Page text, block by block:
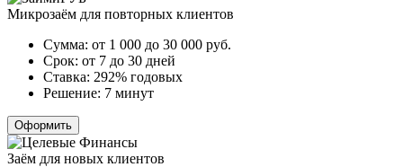
Микрозаём для повторных клиентов
Сумма: от 1 000 до 30 000 руб.
Срок: от 7 до 30 дней
Ставка: 292% годовых
Решение: 7 минут
Оформить
Заём для новых клиентов